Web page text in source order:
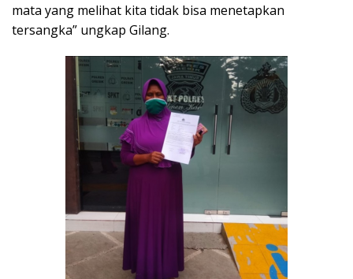
mata yang melihat kita tidak bisa menetapkan
tersangka” ungkap Gilang.